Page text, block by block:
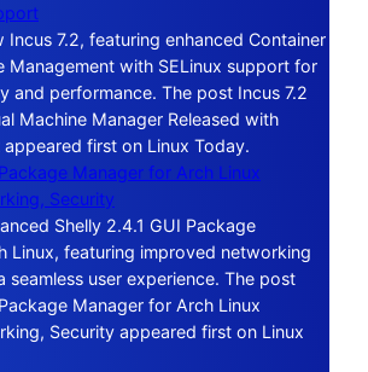
Incus 7.2, featuring enhanced Container
Management with SELinux support for
and performance. The post Incus 7.2
Machine Manager Released with
appeared first on Linux Today.
Manager for Arch Linux
Security
Shelly 2.4.1 GUI Package
Linux, featuring improved networking
seamless user experience. The post
Manager for Arch Linux
Security appeared first on Linux